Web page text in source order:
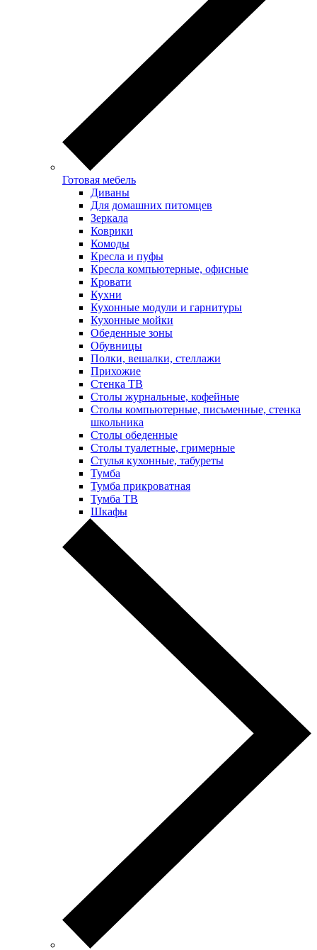
Готовая мебель
Диваны
Для домашних питомцев
Зеркала
Коврики
Комоды
Кресла и пуфы
Кресла компьютерные, офисные
Кровати
Кухни
Кухонные модули и гарнитуры
Кухонные мойки
Обеденные зоны
Обувницы
Полки, вешалки, стеллажи
Прихожие
Стенка ТВ
Столы журнальные, кофейные
Столы компьютерные, письменные, стенка
школьника
Столы обеденные
Столы туалетные, гримерные
Стулья кухонные, табуреты
Тумба
Тумба прикроватная
Тумба ТВ
Шкафы